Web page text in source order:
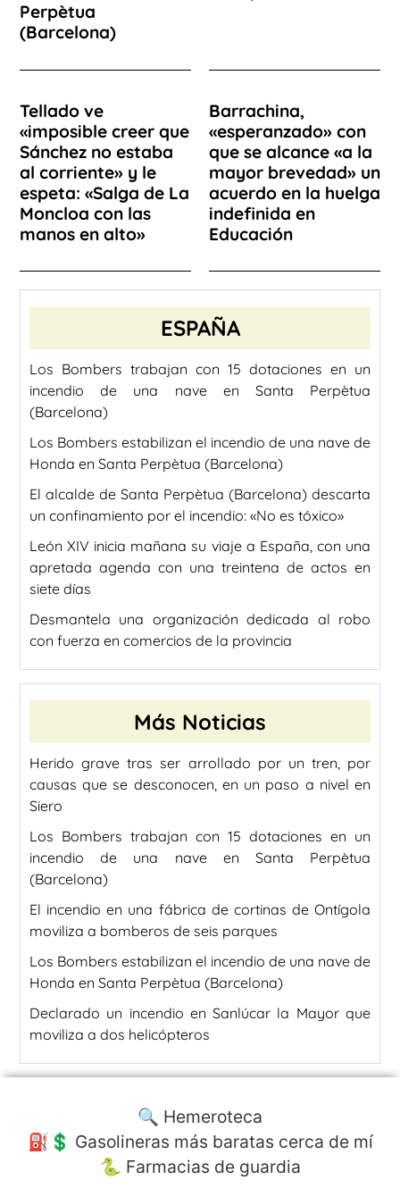
Perpètua
(Barcelona)
Tellado ve
«imposible creer que
Sánchez no estaba
al corriente» y le
espeta: «Salga de La
Moncloa con las
manos en alto»
Barrachina,
«esperanzado» con
que se alcance «a la
mayor brevedad» un
acuerdo en la huelga
indefinida en
Educación
ESPAÑA
Los Bombers trabajan con 15 dotaciones en un
incendio de una nave en Santa Perpètua
(Barcelona)
Los Bombers estabilizan el incendio de una nave de
Honda en Santa Perpètua (Barcelona)
El alcalde de Santa Perpètua (Barcelona) descarta
un confinamiento por el incendio: «No es tóxico»
León XIV inicia mañana su viaje a España, con una
apretada agenda con una treintena de actos en
siete días
Desmantela una organización dedicada al robo
con fuerza en comercios de la provincia
Más Noticias
Herido grave tras ser arrollado por un tren, por
causas que se desconocen, en un paso a nivel en
Siero
Los Bombers trabajan con 15 dotaciones en un
incendio de una nave en Santa Perpètua
(Barcelona)
El incendio en una fábrica de cortinas de Ontígola
moviliza a bomberos de seis parques
Los Bombers estabilizan el incendio de una nave de
Honda en Santa Perpètua (Barcelona)
Declarado un incendio en Sanlúcar la Mayor que
moviliza a dos helicópteros
🔍 Hemeroteca
⛽️💲 Gasolineras más baratas cerca de mí
🐍 Farmacias de guardia